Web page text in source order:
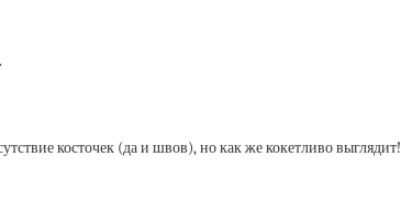
косточек (да и швов), но как же кокетливо выглядит!